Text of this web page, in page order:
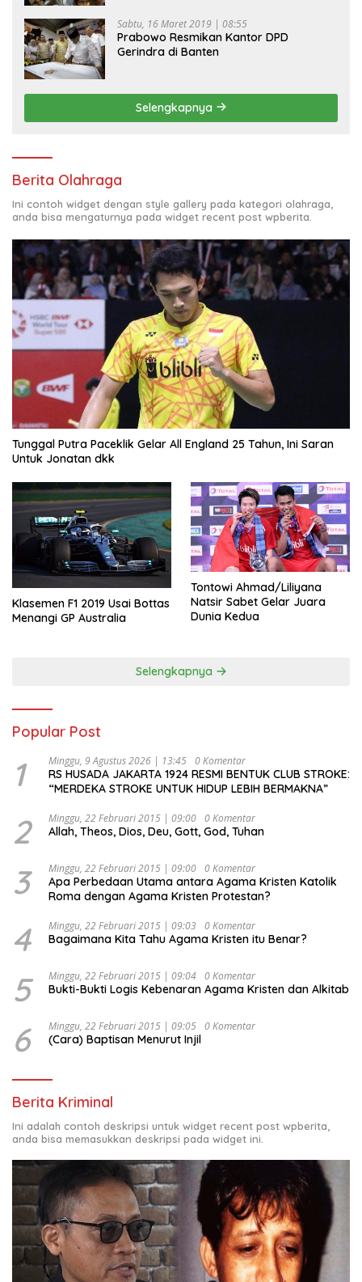
Sabtu, 16 Maret 2019 | 08:55
Prabowo Resmikan Kantor DPD
Gerindra di Banten
Selengkapnya
Berita Olahraga
Ini contoh widget dengan style gallery pada kategori olahraga,
anda bisa mengaturnya pada widget recent post wpberita.
Tunggal Putra Paceklik Gelar All England 25 Tahun, Ini Saran
Untuk Jonatan dkk
Klasemen F1 2019 Usai Bottas
Menangi GP Australia
Tontowi Ahmad/Liliyana
Natsir Sabet Gelar Juara
Dunia Kedua
Selengkapnya
Popular Post
1 Minggu, 9 Agustus 2026 | 13:45 0 Komentar
RS HUSADA JAKARTA 1924 RESMI BENTUK CLUB STROKE:
“MERDEKA STROKE UNTUK HIDUP LEBIH BERMAKNA”
2 Minggu, 22 Februari 2015 | 09:00 0 Komentar
Allah, Theos, Dios, Deu, Gott, God, Tuhan
3 Minggu, 22 Februari 2015 | 09:00 0 Komentar
Apa Perbedaan Utama antara Agama Kristen Katolik
Roma dengan Agama Kristen Protestan?
4 Minggu, 22 Februari 2015 | 09:03 0 Komentar
Bagaimana Kita Tahu Agama Kristen itu Benar?
5 Minggu, 22 Februari 2015 | 09:04 0 Komentar
Bukti-Bukti Logis Kebenaran Agama Kristen dan Alkitab
6 Minggu, 22 Februari 2015 | 09:05 0 Komentar
(Cara) Baptisan Menurut Injil
Berita Kriminal
Ini adalah contoh deskripsi untuk widget recent post wpberita,
anda bisa memasukkan deskripsi pada widget ini.